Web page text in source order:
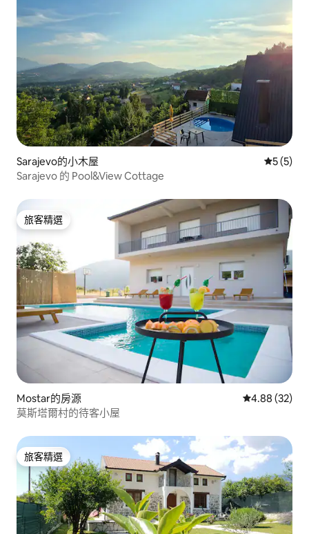
Sarajevo的小木屋 從 5 則評
5 (5)
Sarajevo 的 Pool&View Cottage
旅客精選
旅客精選
Mostar的房源 從 32 則評價
4.88 (32)
莫斯塔爾村的待客小屋
旅客精選
旅客精選